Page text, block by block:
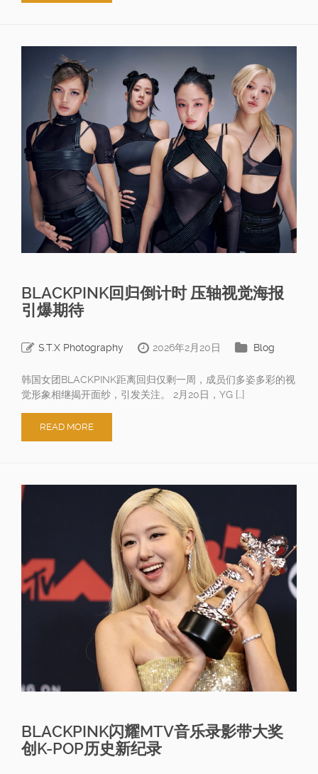
BLACKPINK回归倒计时 压轴视觉海报
引爆期待
S.T.X Photography 2026年2月20日 Blog
韩国女团BLACKPINK距离回归仅剩一周，成员们多姿多彩的视
觉形象相继揭开面纱，引发关注。 2月20日，YG […]
READ MORE
BLACKPINK闪耀MTV音乐录影带大奖
创K-POP历史新纪录